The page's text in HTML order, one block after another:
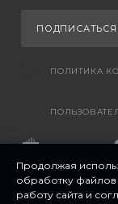
ПОЛИТИКА
Продолжая
обработку файлов
работу сайта и